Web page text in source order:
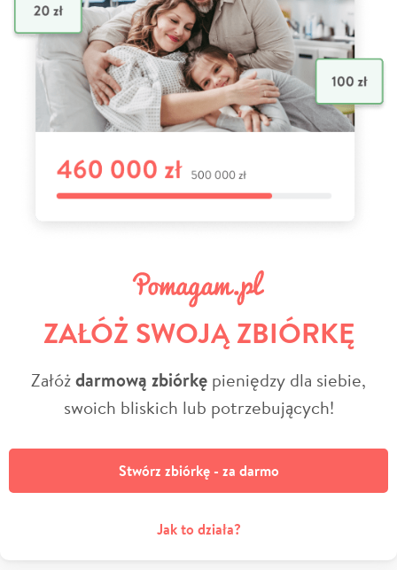
ZAŁÓŻ SWOJĄ ZBIÓRKĘ
Załóżdarmową zbiórkę pieniędzy dla siebie,
swoich bliskich lub potrzebujących!
Stwórz zbiórkę - za darmo
Jak to działa?